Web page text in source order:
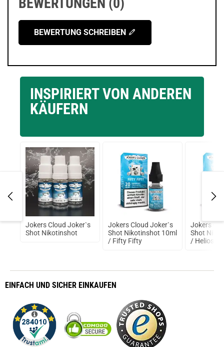
BEWERTUNGEN (0)
BEWERTUNG SCHREIBEN
INSPIRIERT VON ANDEREN
KÄUFERN
Jokers Cloud Joker`s
Shot Nikotinshot
Jokers Cloud Joker`s
Shot Nikotinshot 10ml
/ Fifty Fifty
Jokers
Shot
/ Helios
EINFACH UND SICHER EINKAUFEN